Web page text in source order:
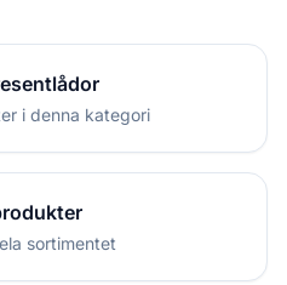
i denna kategori
sortimentet